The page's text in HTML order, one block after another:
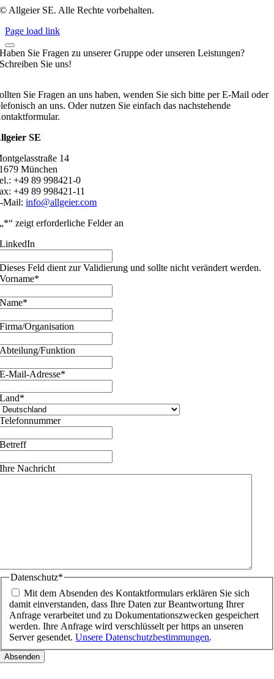
© Allgeier SE. Alle Rechte vorbehalten.
Page load link
Haben Sie Fragen zu unserer Gruppe oder unseren Leistungen?
Schreiben Sie uns!
Sie Fragen an uns haben, wenden Sie sich bitte per E-Mail oder
an uns. Oder nutzen Sie einfach das nachstehende
SE
14
München
+49 89 998421-0
+49 89 998421-11
Mail:info@allgeier.com
„*“ zeigt erforderliche Felder an
LinkedIn
Dieses Feld dient zur Validierung und sollte nicht verändert werden.
Vorname*
Name*
Firma/Organisation
Abteilung/Funktion
E-Mail-Adresse*
Land*
Telefonnummer
Betreff
Ihre Nachricht
Datenschutz*
Mit dem Absenden des Kontaktformulars erklären Sie sich
damit einverstanden, dass Ihre Daten zur Beantwortung Ihrer
Anfrage verarbeitet und zu Dokumentationszwecken gespeichert
werden. Ihre Anfrage wird verschlüsselt per https an unseren
Server gesendet.Unsere Datenschutzbestimmungen.